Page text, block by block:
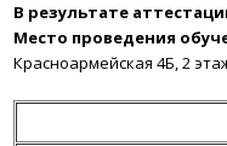
В результате
Место проведения
Красноармейская 4Б, 2